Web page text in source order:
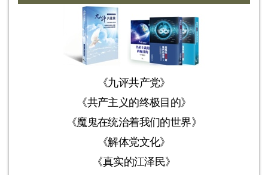
《九评共产党》
《共产主义的终极目的》
《魔鬼在统治着我们的世界》
《解体党文化》
《真实的江泽民》